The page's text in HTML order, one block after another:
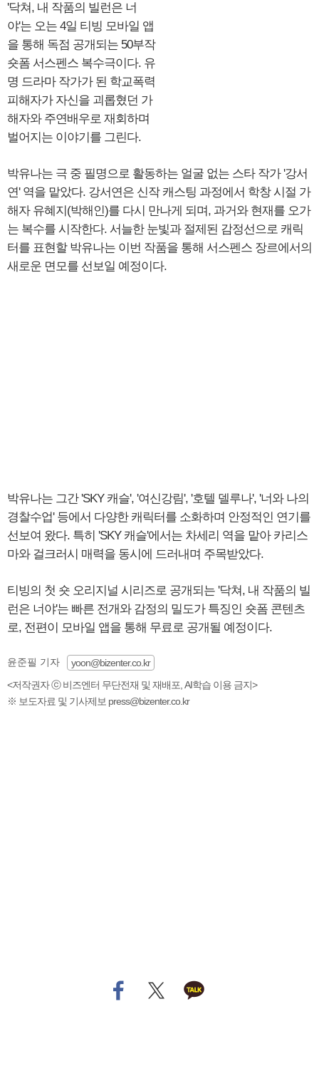
'닥쳐, 내 작품의 빌런은 너
야'는 오는 4일 티빙 모바일 앱
을 통해 독점 공개되는 50부작
숏폼 서스펜스 복수극이다. 유
명 드라마 작가가 된 학교폭력
피해자가 자신을 괴롭혔던 가
해자와 주연배우로 재회하며
벌어지는 이야기를 그린다.
박유나는 극 중 필명으로 활동하는 얼굴 없는 스타 작가 '강서
연' 역을 맡았다. 강서연은 신작 캐스팅 과정에서 학창 시절 가
해자 유혜지(박해인)를 다시 만나게 되며, 과거와 현재를 오가
는 복수를 시작한다. 서늘한 눈빛과 절제된 감정선으로 캐릭
터를 표현할 박유나는 이번 작품을 통해 서스펜스 장르에서의
새로운 면모를 선보일 예정이다.
박유나는 그간 'SKY 캐슬', '여신강림', '호텔 델루나', '너와 나의
경찰수업' 등에서 다양한 캐릭터를 소화하며 안정적인 연기를
선보여 왔다. 특히 'SKY 캐슬'에서는 차세리 역을 맡아 카리스
마와 걸크러시 매력을 동시에 드러내며 주목받았다.
티빙의 첫 숏 오리지널 시리즈로 공개되는 '닥쳐, 내 작품의 빌
런은 너야'는 빠른 전개와 감정의 밀도가 특징인 숏폼 콘텐츠
로, 전편이 모바일 앱을 통해 무료로 공개될 예정이다.
윤준필 기자
yoon@bizenter.co.kr
<저작권자 ⓒ 비즈엔터 무단전재 및 재배포, AI학습 이용 금지>
※ 보도자료 및 기사제보 press@bizenter.co.kr